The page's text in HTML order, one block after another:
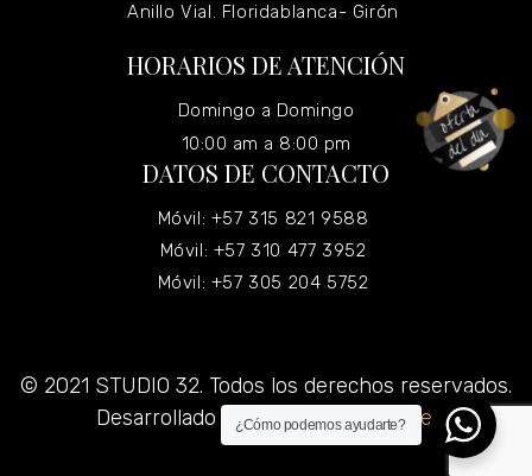
Anillo Vial. Floridablanca- Girón
HORARIOS DE ATENCIÓN
Domingo a Domingo
10:00 am a 8:00 pm
DATOS DE CONTACTO
Móvil: +57 315 821 9588
Móvil: +57 310 477 3952
Móvil: +57 305 204 5752
© 2021 STUDIO 32. Todos los derechos reservados.
Desarrollado porGrupo Virtualizate.
¿Cómo podemos ayudarte?